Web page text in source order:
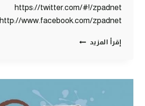
https://twitter.com/#!/zpadnet
http://www.facebook.com/zpadnet
إقرأ المزيد ماين
دقيقة
لعيونكم
^_^